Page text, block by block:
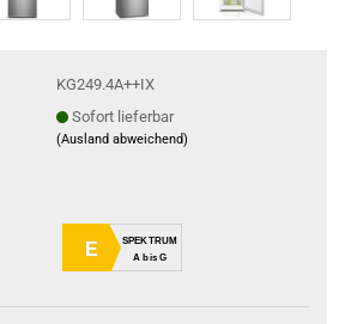
KG249.4A++IX
Sofort lieferbar
(Ausland abweichend)
E
SPEKTRUM
A bis G